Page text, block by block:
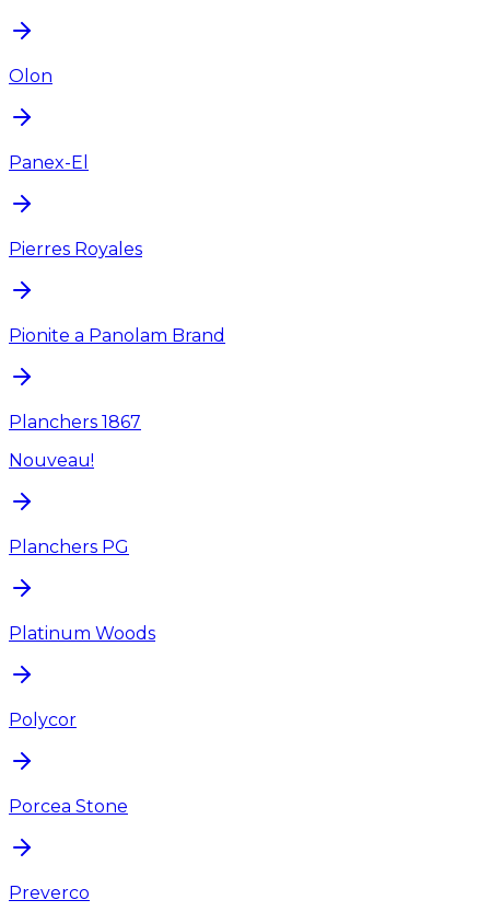
Olon
Panex-El
Pierres Royales
Pionite a Panolam Brand
Planchers 1867
Nouveau!
Planchers PG
Platinum Woods
Polycor
Porcea Stone
Preverco